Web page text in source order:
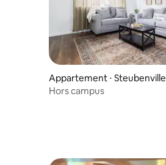
Appartement ⋅ Steubenville
Hors campus